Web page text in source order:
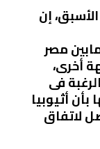
إن
مصر
أخرى،
فى
أثيوبيا
لاتفاق